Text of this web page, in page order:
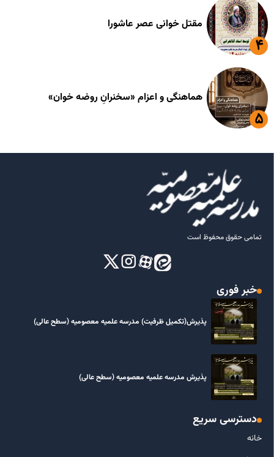
مقتل خوانی عصر عاشورا
هماهنگی و اعزام «سخنرانِ روضه خوان»
تمامی حقوق محفوظ است
خبر فوری
پذیرش(تکمیل ظرفیت) مدرسه علمیه معصومیه‌ (سطح عالی)
پذیرش مدرسه علمیه معصومیه‌ (سطح عالی)
دسترسی سریع
خانه